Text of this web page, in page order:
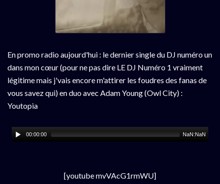
En promo radio aujourd'hui : le dernier single du DJ numéro un
dans mon cœur (pour ne pas dire LE DJ Numéro 1 vraiment
légitime mais j'vais encore m'attirer les foudres des fanas de
vous savez qui) en duo avec Adam Young (Owl City) :
Youtopia
00:00:00 NaN:NaN
[youtube mvVAcG1rmWU]